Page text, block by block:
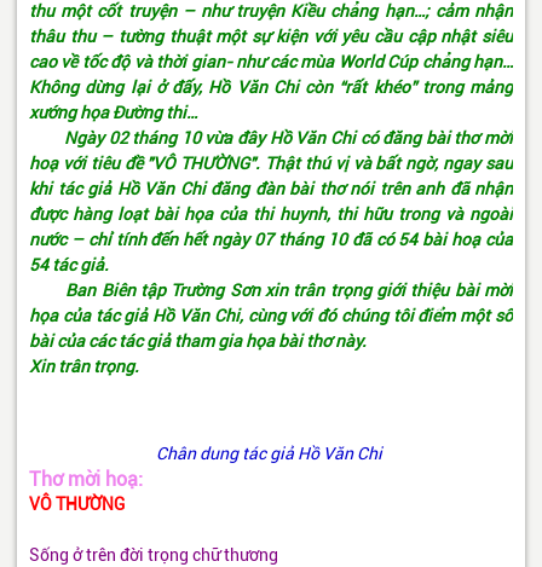
thu một cốt truyện – như truyện Kiều chẳng hạn…; cảm nhận
thâu thu – tường thuật một sự kiện với yêu cầu cập nhật siêu
cao về tốc độ và thời gian- như các mùa World Cúp chẳng hạn…
Không dừng lại ở đấy, Hồ Văn Chi còn “rất khéo” trong mảng
xướng họa Đường thi…
Ngày 02 tháng 10 vừa đây Hồ Văn Chi có đăng bài thơ mời
hoạ với tiêu đề "VÔ THƯỜNG". Thật thú vị và bất ngờ, ngay sau
khi tác giả Hồ Văn Chi đăng đàn bài thơ nói trên anh đã nhận
được hàng loạt bài họa của thi huynh, thi hữu trong và ngoài
nước – chỉ tính đến hết ngày 07 tháng 10 đã có 54 bài hoạ của
54 tác giả.
Ban Biên tập Trường Sơn xin trân trọng giới thiệu bài mời
họa của tác giả Hồ Văn Chi, cùng với đó chúng tôi điểm một số
bài của các tác giả tham gia họa bài thơ này.
Xin trân trọng.
Chân dung tác giả Hồ Văn Chi
Thơ mời hoạ:
VÔ THƯỜNG
Sống ở trên đời trọng chữ thương